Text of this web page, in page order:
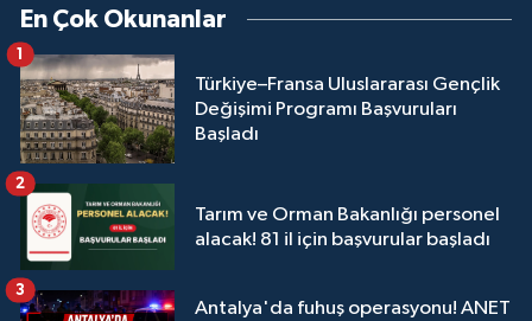
En Çok Okunanlar
Türkiye–Fransa Uluslararası Gençlik
Değişimi Programı Başvuruları
Başladı
1
Tarım ve Orman Bakanlığı personel
alacak! 81 il için başvurular başladı
2
Antalya'da fuhuş operasyonu! ANET
3